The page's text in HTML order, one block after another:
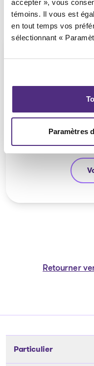
accepter », vous
témoins. Il vous est
en tout temps vos
sélectionnant «
Paramètres
Jean-
Retourner
Particulier